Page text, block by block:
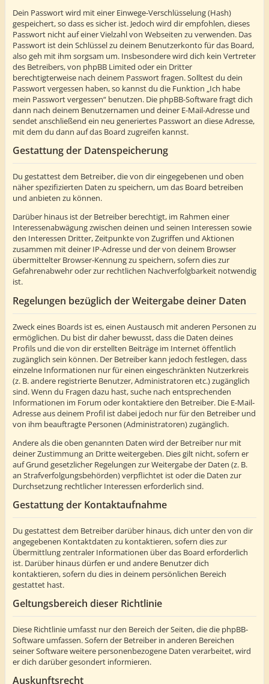
Dein Passwort wird mit einer Einwege-Verschlüsselung (Hash)
gespeichert, so dass es sicher ist. Jedoch wird dir empfohlen, dieses
Passwort nicht auf einer Vielzahl von Webseiten zu verwenden. Das
Passwort ist dein Schlüssel zu deinem Benutzerkonto für das Board,
also geh mit ihm sorgsam um. Insbesondere wird dich kein Vertreter
des Betreibers, von phpBB Limited oder ein Dritter
berechtigterweise nach deinem Passwort fragen. Solltest du dein
Passwort vergessen haben, so kannst du die Funktion „Ich habe
mein Passwort vergessen“ benutzen. Die phpBB-Software fragt dich
dann nach deinem Benutzernamen und deiner E-Mail-Adresse und
sendet anschließend ein neu generiertes Passwort an diese Adresse,
mit dem du dann auf das Board zugreifen kannst.
Gestattung der Datenspeicherung
Du gestattest dem Betreiber, die von dir eingegebenen und oben
näher spezifizierten Daten zu speichern, um das Board betreiben
und anbieten zu können.
Darüber hinaus ist der Betreiber berechtigt, im Rahmen einer
Interessenabwägung zwischen deinen und seinen Interessen sowie
den Interessen Dritter, Zeitpunkte von Zugriffen und Aktionen
zusammen mit deiner IP-Adresse und der von deinem Browser
übermittelter Browser-Kennung zu speichern, sofern dies zur
Gefahrenabwehr oder zur rechtlichen Nachverfolgbarkeit notwendig
ist.
Regelungen bezüglich der Weitergabe deiner Daten
Zweck eines Boards ist es, einen Austausch mit anderen Personen zu
ermöglichen. Du bist dir daher bewusst, dass die Daten deines
Profils und die von dir erstellten Beiträge im Internet öffentlich
zugänglich sein können. Der Betreiber kann jedoch festlegen, dass
einzelne Informationen nur für einen eingeschränkten Nutzerkreis
(z. B. andere registrierte Benutzer, Administratoren etc.) zugänglich
sind. Wenn du Fragen dazu hast, suche nach entsprechenden
Informationen im Forum oder kontaktiere den Betreiber. Die E-Mail-
Adresse aus deinem Profil ist dabei jedoch nur für den Betreiber und
von ihm beauftragte Personen (Administratoren) zugänglich.
Andere als die oben genannten Daten wird der Betreiber nur mit
deiner Zustimmung an Dritte weitergeben. Dies gilt nicht, sofern er
auf Grund gesetzlicher Regelungen zur Weitergabe der Daten (z. B.
an Strafverfolgungsbehörden) verpflichtet ist oder die Daten zur
Durchsetzung rechtlicher Interessen erforderlich sind.
Gestattung der Kontaktaufnahme
Du gestattest dem Betreiber darüber hinaus, dich unter den von dir
angegebenen Kontaktdaten zu kontaktieren, sofern dies zur
Übermittlung zentraler Informationen über das Board erforderlich
ist. Darüber hinaus dürfen er und andere Benutzer dich
kontaktieren, sofern du dies in deinem persönlichen Bereich
gestattet hast.
Geltungsbereich dieser Richtlinie
Diese Richtlinie umfasst nur den Bereich der Seiten, die die phpBB-
Software umfassen. Sofern der Betreiber in anderen Bereichen
seiner Software weitere personenbezogene Daten verarbeitet, wird
er dich darüber gesondert informieren.
Auskunftsrecht